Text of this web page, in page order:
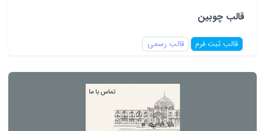
قالب چوبین
قالب ثبت فرم قالب رسمی